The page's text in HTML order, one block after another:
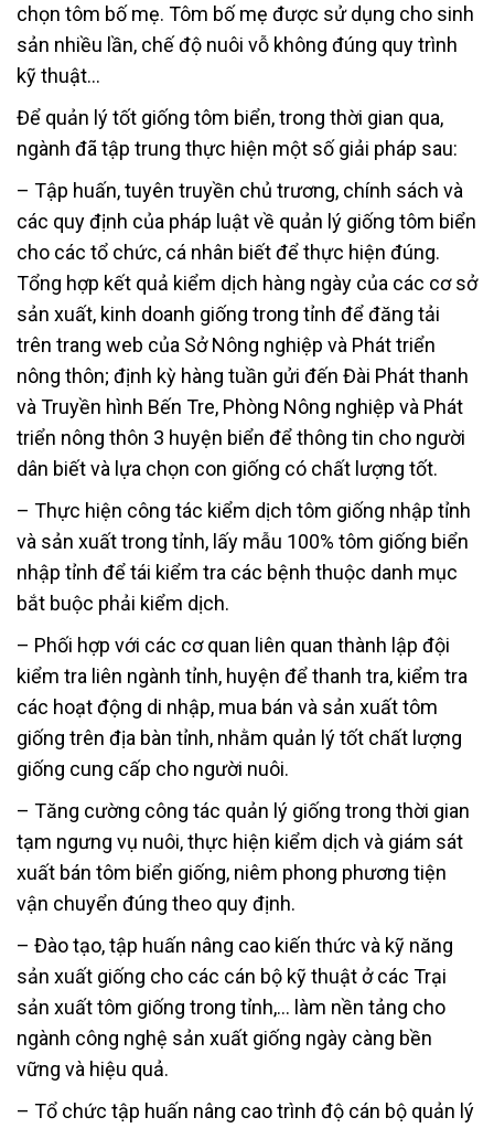
chọn tôm bố mẹ. Tôm bố mẹ được sử dụng cho sinh
sản nhiều lần, chế độ nuôi vỗ không đúng quy trình
kỹ thuật…
Để quản lý tốt giống tôm biển, trong thời gian qua,
ngành đã tập trung thực hiện một số giải pháp sau:
– Tập huấn, tuyên truyền chủ trương, chính sách và
các quy định của pháp luật về quản lý giống tôm biển
cho các tổ chức, cá nhân biết để thực hiện đúng.
Tổng hợp kết quả kiểm dịch hàng ngày của các cơ sở
sản xuất, kinh doanh giống trong tỉnh để đăng tải
trên trang web của Sở Nông nghiệp và Phát triển
nông thôn; định kỳ hàng tuần gửi đến Đài Phát thanh
và Truyền hình Bến Tre, Phòng Nông nghiệp và Phát
triển nông thôn 3 huyện biển để thông tin cho người
dân biết và lựa chọn con giống có chất lượng tốt.
– Thực hiện công tác kiểm dịch tôm giống nhập tỉnh
và sản xuất trong tỉnh, lấy mẫu 100% tôm giống biển
nhập tỉnh để tái kiểm tra các bệnh thuộc danh mục
bắt buộc phải kiểm dịch.
– Phối hợp với các cơ quan liên quan thành lập đội
kiểm tra liên ngành tỉnh, huyện để thanh tra, kiểm tra
các hoạt động di nhập, mua bán và sản xuất tôm
giống trên địa bàn tỉnh, nhằm quản lý tốt chất lượng
giống cung cấp cho người nuôi.
– Tăng cường công tác quản lý giống trong thời gian
tạm ngưng vụ nuôi, thực hiện kiểm dịch và giám sát
xuất bán tôm biển giống, niêm phong phương tiện
vận chuyển đúng theo quy định.
– Đào tạo, tập huấn nâng cao kiến thức và kỹ năng
sản xuất giống cho các cán bộ kỹ thuật ở các Trại
sản xuất tôm giống trong tỉnh,… làm nền tảng cho
ngành công nghệ sản xuất giống ngày càng bền
vững và hiệu quả.
– Tổ chức tập huấn nâng cao trình độ cán bộ quản lý